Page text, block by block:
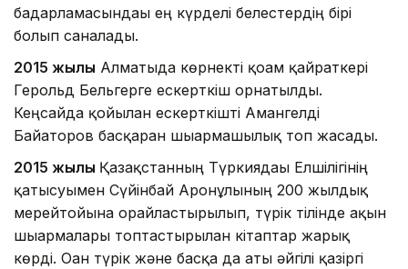
бағдарламасындағы ең күрделі белестердің бірі
болып саналады.
2015 жылы Алматыда көрнекті қоғам қайраткері
Герольд Бельгерге ескерткіш орнатылды.
Кеңсайда қойылған ескерткішті Амангелді
Байғаторов басқарған шығармашылық топ жасады.
2015 жылы Қазақстанның Түркиядағы Елшілігінің
қатысуымен Сүйінбай Аронұлының 200 жылдық
мерейтойына орайластырылып, түрік тілінде ақын
шығармалары топтастырылған кітаптар жарық
көрді. Оған түрік және басқа да аты әйгілі қазіргі